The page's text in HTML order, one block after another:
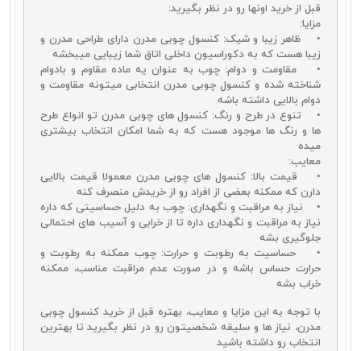
کیفیت نیز باشید. ایدئال‌ترین خرید، تهیه بهترین محصولات با قیمت
مناسب است. ترفندهایی وجود دارد که با استفاده از آنها می‌توانید اقدام به
خرید آینه و کنسول چوبی ارزان قیمت با کیفیت بالا نمایید.
در درجه اول می‌توانید با بهینه کردن اندازه محصولات مورد نظر اقدام
به خرید آینه و کنسول چوبی ارزان قیمت اما با کیفیت بالا نمایید.
همچنین استفاده از خدمات فروشگاه‌هایی که به صورت مستقیم و بی
واسطه به این محصولات دسترسی دارند نیز می‌تواند راه حلی عالی برای این
امر باشد.
خرید اینترنتی آینه و کنسول چوبی نیز می‌تواند در بهینه کردن هزینه و
قیمت این محصولات مؤثر باشد. فروشگاه‌های اینترنتی با ارائه تخفیف‌های
لازم شرایط خرید ارزان قیمت این محصولات را برای شما فراهم می‌آورند.
خرید آینه و کنسول ارزانهمراه با انتخاب محصولات با کیفیت بالا فرصتی
است تا بتوانید بهترین و ایدئال‌ترین خرید را برای خود رقم زده و در کنار
آن خانه‌ای زیبا داشته باشید.
قبل از خرید اونها رو در نظر بگیرید:
مزایا:
• ظاهر زیبا و شیک: کنسول چوبی مدرن دارای طراحی‌ مدرن و
زیبا هست که به دکوراسیون داخلی اتاق شما زیبایی میبخشه
• مقاومت و دوام: چوب به عنوان یه ماده مقاوم و بادوام
شناخته شده و کنسول چوبی مدرن انتخابی میتونه مقاومت و
دوام بالایی داشته باشه
• تنوع در طرح و رنگ: کنسول‌ های چوبی مدرن تو انواع طرح‌
ها و رنگ‌ ها موجود هست که به شما امکان انتخاب بیشتری
میده
معایب:
• قیمت بالا: کنسول‌ های چوبی مدرن معمولا قیمت بالایی
دارن که ممکنه بعضی از افراد رو از خریدش منصرف کنه
• نیاز به مراقبت و نگهداری: چوب به دلیل حساسیتی که داره
نیاز به مراقبت و نگهداری داره تا از خرابی و آسیب‌ های احتمالی
جلوگیری بشه
• حساسیت به رطوبت و حرارت: چوب ممکنه به رطوبت و
حرارت حساس باشه و در صورت عدم مراقبت مناسب، ممکنه
خراب بشه
با توجه به این مزایا و معایب، بهتره قبل از خرید کنسول چوبی
مدرن، نیاز‌ ها و سلیقه شخصیتون رو در نظر بگیرید تا بهترین
انتخاب رو داشته باشید